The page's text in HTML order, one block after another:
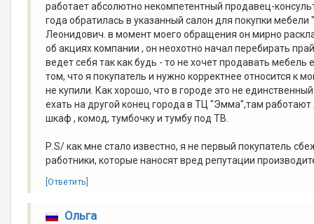
работает абсолютно некомпетентный продавец-
года обратилась в указанный салон для покупки
Леонидович. в момент моего обращения он мирно
об акциях компании , он неохотно начал перебирать
ведет себя так как будь - то не хочет продавать
том, что я покупатель и нужно корректнее относится к
не купили. Как хорошо, что в городе это не
ехать на другой конец города в ТЦ "Эмма",там
шкаф , комод, тумбочку и тумбу под ТВ.
Р.S/ как мне стало известно, я не первый покупатель
работники, которые наносят вред репутации
[Ответить]
Ольга